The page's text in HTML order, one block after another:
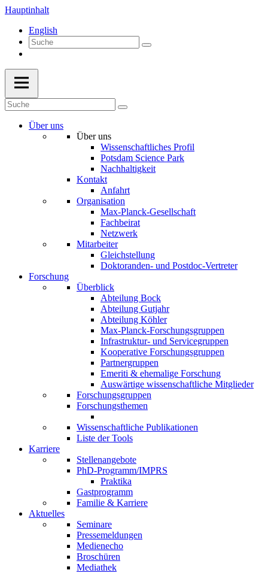
Hauptinhalt
English
Über uns
Über uns
Wissenschaftliches Profil
Potsdam Science Park
Nachhaltigkeit
Kontakt
Anfahrt
Organisation
Max-Planck-Gesellschaft
Fachbeirat
Netzwerk
Mitarbeiter
Gleichstellung
Doktoranden- und Postdoc-Vertreter
Forschung
Überblick
Abteilung Bock
Abteilung Gutjahr
Abteilung Köhler
Max-Planck-Forschungsgruppen
Infrastruktur- und Servicegruppen
Kooperative Forschungsgruppen
Partnergruppen
Emeriti & ehemalige Forschung
Auswärtige wissenschaftliche Mitglieder
Forschungsgruppen
Forschungsthemen
Wissenschaftliche Publikationen
Liste der Tools
Karriere
Stellenangebote
PhD-Programm/IMPRS
Praktika
Gastprogramm
Familie & Karriere
Aktuelles
Seminare
Pressemeldungen
Medienecho
Broschüren
Mediathek